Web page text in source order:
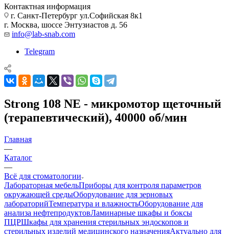
Контактная информация
г. Санкт-Петербург ул.Софийская 8к1
г. Москва, шоссе Энтузиастов д. 56
info@lab-snab.com
Telegram
Strong 108 NE - микромотор щеточный
(терапевтический), 40000 об/мин
Главная
—
Каталог
—
Всё для стоматологии
Лабораторная мебельПриборы для контроля параметров
окружающей средыОборудование для зерновых
лабораторийТемпература и влажностьОборудование для
анализа нефтепродуктовЛаминарные шкафы и боксы
ПЦРШкафы для хранения стерильных эндоскопов и
стерильных изделий медицинского назначенияАктуально для